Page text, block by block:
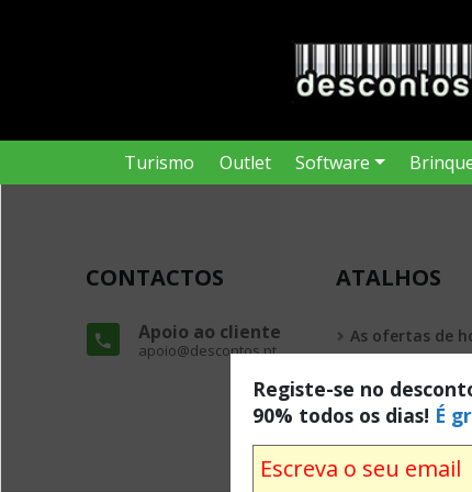
Turismo Outlet Software
Registe-se no
90% todos os dias! É
CONTACTOS
Apoio ao cliente
apoio@descontos.pt
ATALHOS
As ofertas de